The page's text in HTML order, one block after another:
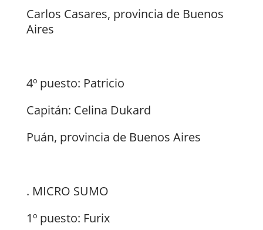
Carlos Casares, provincia de Buenos
Aires
4º puesto: Patricio
Capitán: Celina Dukard
Puán, provincia de Buenos Aires
. MICRO SUMO
1º puesto: Furix